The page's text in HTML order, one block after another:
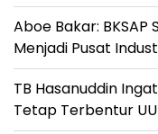
Aboe Bakar:
Menjadi Pusat
TB Hasanuddin
Tetap Terbentur UU